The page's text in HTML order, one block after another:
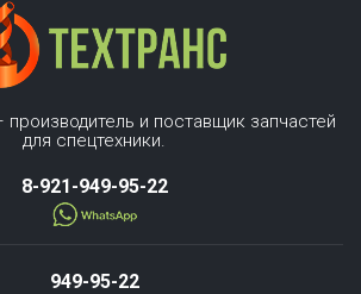
и поставщик запчастей
для спецтехники.
8-921-949-95-22
949-95-22